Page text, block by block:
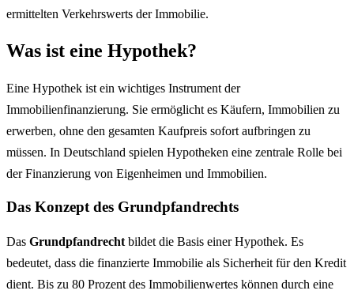
ermittelten Verkehrswerts der Immobilie.
Was ist eine Hypothek?
Eine Hypothek ist ein wichtiges Instrument der
Immobilienfinanzierung. Sie ermöglicht es Käufern, Immobilien zu
erwerben, ohne den gesamten Kaufpreis sofort aufbringen zu
müssen. In Deutschland spielen Hypotheken eine zentrale Rolle bei
der Finanzierung von Eigenheimen und Immobilien.
Das Konzept des Grundpfandrechts
Das Grundpfandrecht bildet die Basis einer Hypothek. Es
bedeutet, dass die finanzierte Immobilie als Sicherheit für den Kredit
dient. Bis zu 80 Prozent des Immobilienwertes können durch eine